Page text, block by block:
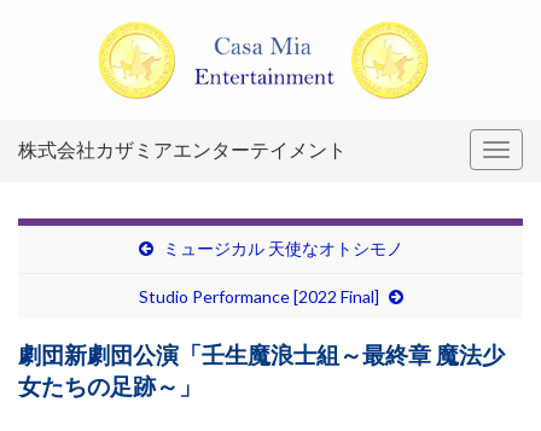
株式会社カザミアエンターテイメント
ミュージカル 天使なオトシモノ
Studio Performance [2022 Final]
劇団新劇団公演「壬生魔浪士組～最終章 魔法少
女たちの足跡～」